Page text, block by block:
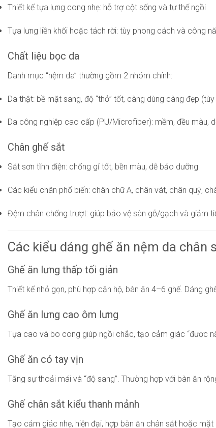
Thiết kế tựa lưng cong nhẹ: hỗ trợ cột sống và tư thế ngồi
Tựa lưng liền khối hoặc tách rời: tùy phong cách và công
Chất liệu bọc da
Danh mục “nệm da” thường gồm 2 nhóm chính:
Da thật: bề mặt sang, độ “thở” tốt, càng dùng càng đẹp
Da công nghiệp cao cấp (PU/Microfiber): mềm, đều màu,
Chân ghế sắt
Sắt sơn tĩnh điện: chống gỉ tốt, bền màu, dễ bảo dưỡng
Các kiểu chân phổ biến: chân chữ A, chân vát, chân quỳ,
Đệm chân chống trượt: giúp bảo vệ sàn gỗ/gạch và giảm
Các kiểu dáng ghế ăn nệm da chân
Ghế ăn lưng thấp tối giản
Thiết kế nhỏ gọn, phù hợp căn hộ, bàn ăn 4–6 ghế. Dáng
Ghế ăn lưng cao ôm lưng
Tựa cao và bo cong giúp ngồi chắc, tạo cảm giác “được
Ghế ăn có tay vịn
Tăng sự thoải mái và “độ sang”. Thường hợp với bàn ăn
Ghế chân sắt kiểu thanh mảnh
Tạo cảm giác nhẹ, hiện đại, hợp bàn ăn chân sắt hoặc